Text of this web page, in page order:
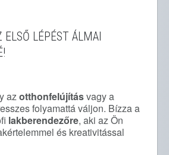
LÉPÉST ÁLMAI
azotthonfelújításvagy a
folyamattá váljon. Bízza a
lakberendezőre, aki az Ön
és kreativitással